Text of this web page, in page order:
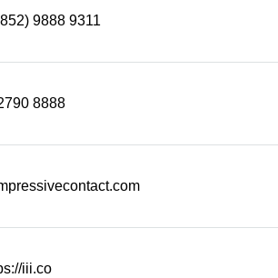
9888 9311
8888
iii.co